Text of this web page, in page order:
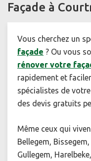
Façade à
Vous cherchez un
façade ? Ou vous
rénover votre
rapidement et
spécialistes de
des devis gratuits
Même ceux qui
Bellegem,
Gullegem,